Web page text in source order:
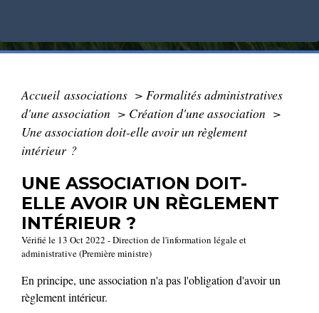
Accueil associations > Formalités administratives
d'une association > Création d'une association >
Une association doit-elle avoir un règlement
intérieur ?
UNE ASSOCIATION DOIT-
ELLE AVOIR UN RÈGLEMENT
INTÉRIEUR ?
Vérifié le 13 Oct 2022 - Direction de l'information légale et
administrative (Première ministre)
En principe, une association n'a pas l'obligation d'avoir un
règlement intérieur.